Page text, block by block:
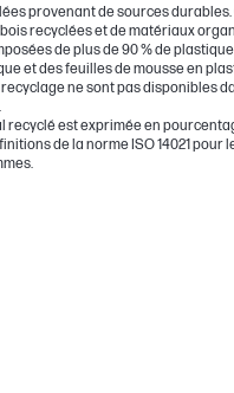
provenant de sources durables.
recyclées et de matériaux
de plus de 90 % de
et des feuilles de mousse en
recyclage ne sont pas disponibles
recyclé est exprimée en
de la norme ISO 14021 pour